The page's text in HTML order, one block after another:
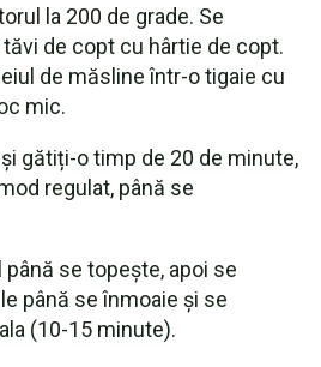
la 200 de grade. Se
de copt cu hârtie de copt.
de măsline într-o tigaie cu
mic.
gătiți-o timp de 20 de minute,
regulat, până se
până se topește, apoi se
până se înmoaie și se
(10-15 minute).